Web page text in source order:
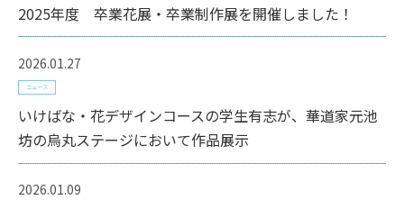
2025年度 卒業花展・卒業制作展を開催しました！
2026.01.27
ニュース
いけばな・花デザインコースの学生有志が、華道家元池
坊の烏丸ステージにおいて作品展示
2026.01.09